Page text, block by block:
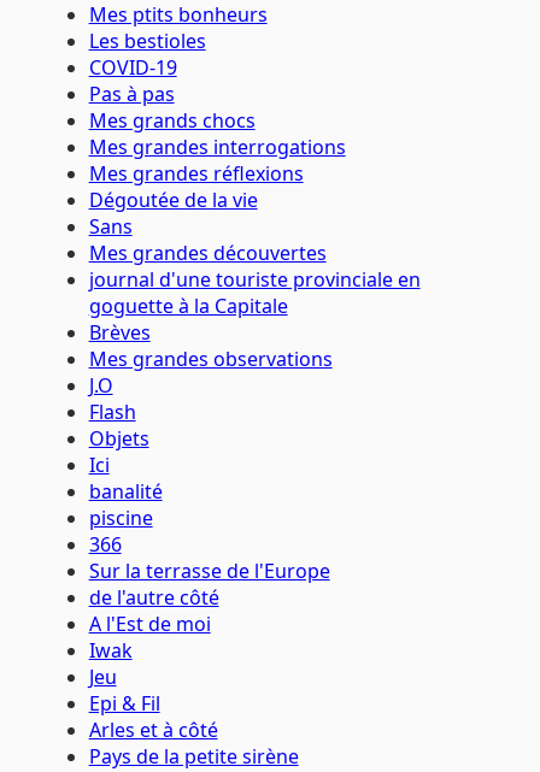
Mes ptits bonheurs
Les bestioles
COVID-19
Pas à pas
Mes grands chocs
Mes grandes interrogations
Mes grandes réflexions
Dégoutée de la vie
Sans
Mes grandes découvertes
journal d'une touriste provinciale en
goguette à la Capitale
Brèves
Mes grandes observations
J.O
Flash
Objets
Ici
banalité
piscine
366
Sur la terrasse de l'Europe
de l'autre côté
A l'Est de moi
Iwak
Jeu
Epi & Fil
Arles et à côté
Pays de la petite sirène